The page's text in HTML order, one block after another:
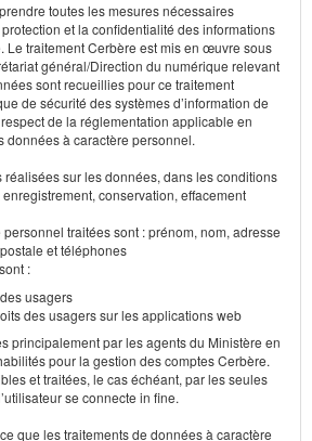
toutes les mesures nécessaires
et la confidentialité des informations
Le traitement Cerbère est mis en œuvre sous
général/Direction du numérique relevant
sont recueillies pour ce traitement
de sécurité des systèmes d’information de
de la réglementation applicable en
données à caractère personnel.
réalisées sur les données, dans les conditions
conservation, effacement
traitées sont : prénom, nom, adresse
et téléphones
:
usagers
des usagers sur les applications web
principalement par les agents du Ministère en
pour la gestion des comptes Cerbère.
et traitées, le cas échéant, par les seules
se connecte in fine.
que les traitements de données à caractère